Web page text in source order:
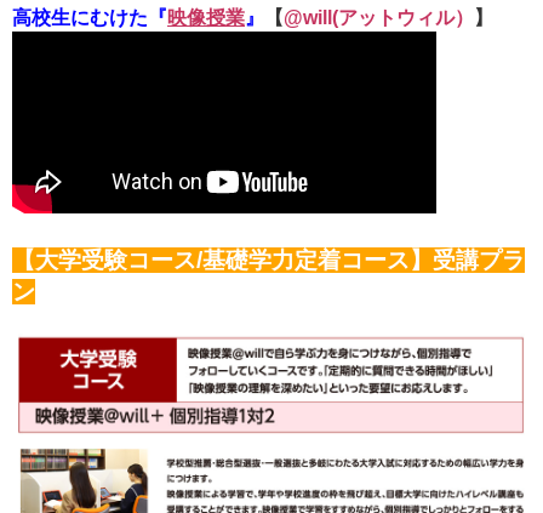
高校生にむけた『映像授業 』 【@will(アットウィル） 】
【大学受験コース/基礎学力定着コース】受講プラ
ン